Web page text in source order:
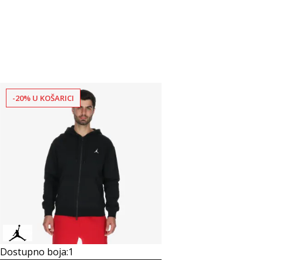
-20% U KOŠARICI
Dostupno boja:1